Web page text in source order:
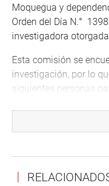
Moquegua y
Orden del Día N.°
investigadora
Esta comisión se
investigación, por lo
siguientes personas
Las personas citadas
Cuevas Pare